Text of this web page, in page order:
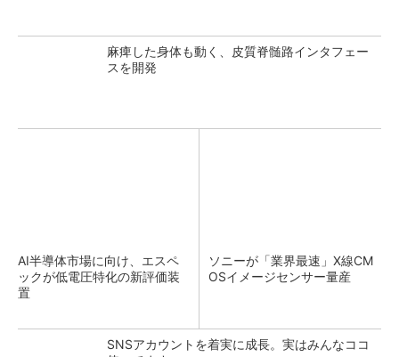
麻痺した身体も動く、皮質脊髄路インタフェー
スを開発
AI半導体市場に向け、エスペ
ックが低電圧特化の新評価装
置
ソニーが「業界最速」X線CM
OSイメージセンサー量産
SNSアカウントを着実に成長。実はみんなココ